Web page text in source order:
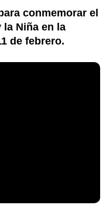
conmemorar el
la Niña en la
de febrero.